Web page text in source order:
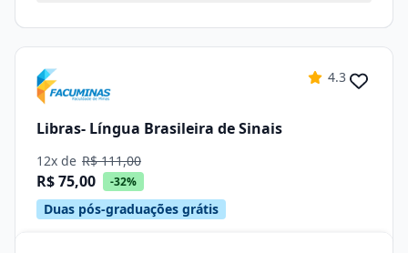
4.3
Libras- Língua Brasileira de Sinais
12x de R$ 111,00
R$ 75,00 -32%
Duas pós-graduações grátis